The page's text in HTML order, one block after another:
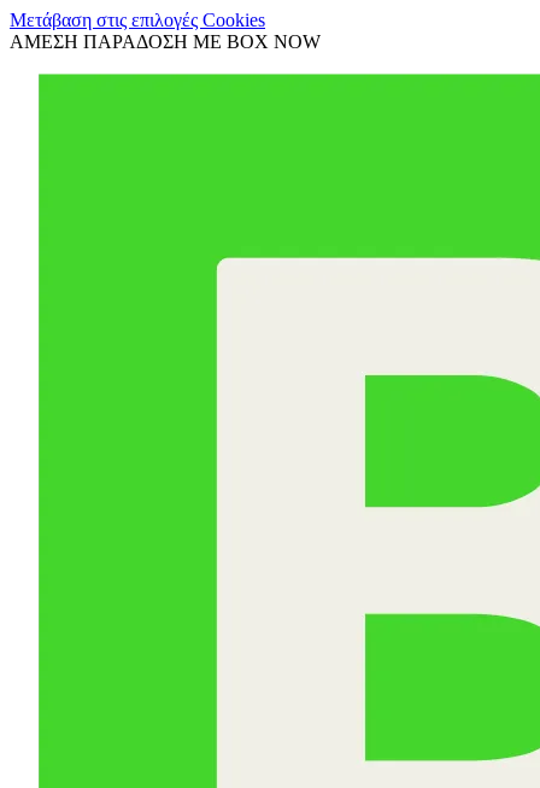
Μετάβαση στις επιλογές Cookies
ΑΜΕΣΗ ΠΑΡΑΔΟΣΗ ΜΕ BOX NOW